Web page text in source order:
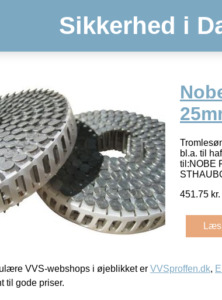
Sikkerhed i
bl.a. til
til:NOBE
451.75 kr.
VVS-webshops i øjeblikket er VVSproffen.dk,
til gode priser.